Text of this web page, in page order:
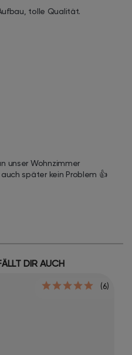
tolle Qualität.
unser Wohnzimmer
später kein Problem 👍
DIR AUCH
(6)